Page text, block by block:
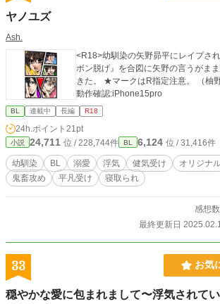
ヤノユズ
Ash.
<R18>幼馴染の矢野昴平にレイプさ
ボン脱げ』を合図に矢野の言うがま
きた。 ★マークはR指定注意。 （柚
動作確認:iPhone15pro
BL 連載中 長編 R18
24h.ポイント 21pt
小説 24,711 位 / 228,744件 BL 6,124 位 / 31,416件
幼馴染 BL 溺愛 浮気 健気受け オリジナ
鬼畜攻め
平凡受け 寝取られ
感想
最終更新日
33 お気
穏やかな愛に包まれまして〜浮気されて